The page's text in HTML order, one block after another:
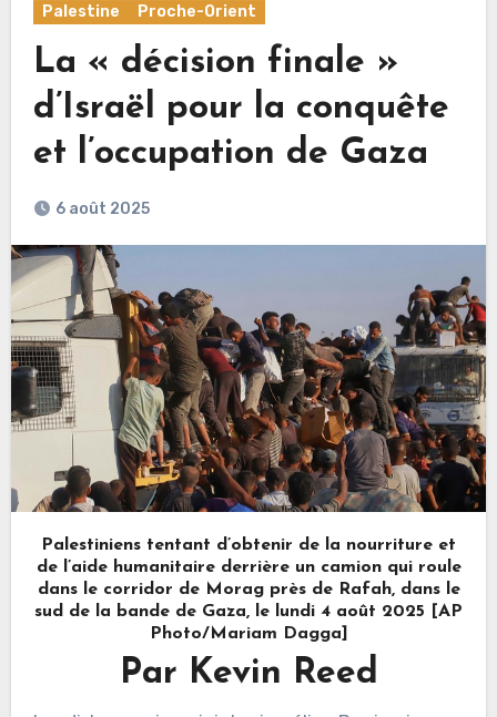
Palestine Proche-Orient
La « décision finale »
d’Israël pour la conquête
et l’occupation de Gaza
6 août 2025
Palestiniens tentant d’obtenir de la nourriture et
de l’aide humanitaire derrière un camion qui roule
dans le corridor de Morag près de Rafah, dans le
sud de la bande de Gaza, le lundi 4 août 2025 [AP
Photo/Mariam Dagga]
Par Kevin Reed